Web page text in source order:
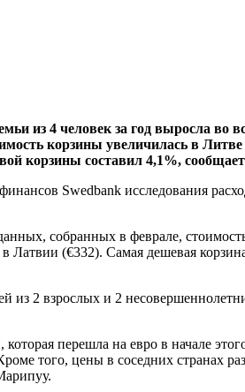
из 4 человек за год выросла во
корзины увеличилась в
корзины составил 4,1%, сообщает
Swedbank исследования
собранных в феврале,
Латвии (€332). Самая дешевая
из 2 взрослых и 2
перешла на евро в начале
того, цены в соседних странах